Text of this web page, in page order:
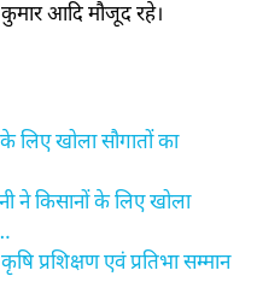
कुमार आदि मौजूद रहे।
लिए खोला सौगातों का
ने किसानों के लिए खोला
प्रशिक्षण एवं प्रतिभा सम्मान